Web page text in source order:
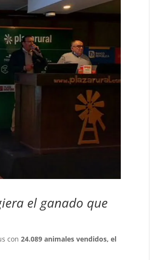
el ganado que
con24.089 animales vendidos, el